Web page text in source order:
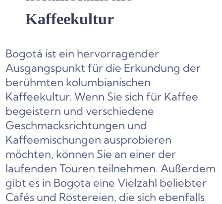
Kaffeekultur
Bogotá ist ein hervorragender
Ausgangspunkt für die Erkundung der
berühmten kolumbianischen
Kaffeekultur. Wenn Sie sich für Kaffee
begeistern und verschiedene
Geschmacksrichtungen und
Kaffeemischungen ausprobieren
möchten, können Sie an einer der
laufenden Touren teilnehmen. Außerdem
gibt es in Bogota eine Vielzahl beliebter
Cafés und Röstereien, die sich ebenfalls